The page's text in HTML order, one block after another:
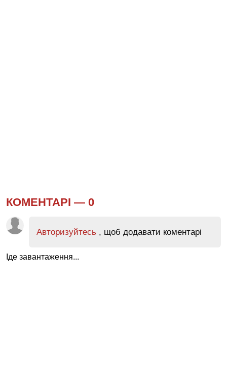
КОМЕНТАРІ — 0
Авторизуйтесь , щоб додавати коментарі
Іде завантаження...